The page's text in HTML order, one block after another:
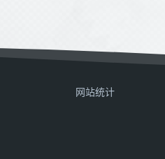
网站统计